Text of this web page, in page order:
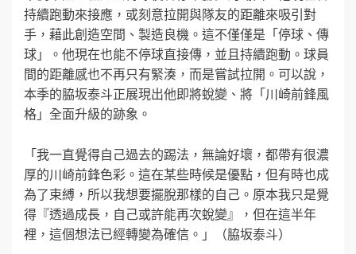
持續跑動來接應，或刻意拉開與隊友的距離來吸引對
手，藉此創造空間、製造良機。這不僅僅是「停球、傳
球」。他現在也能不停球直接傳，並且持續跑動。球員
間的距離感也不再只有緊湊，而是嘗試拉開。可以說，
本季的脇坂泰斗正展現出他即將蛻變、將「川崎前鋒風
格」全面升級的跡象。
「我一直覺得自己過去的踢法，無論好壞，都帶有很濃
厚的川崎前鋒色彩。這在某些時候是優點，但有時也成
為了束縛，所以我想要擺脫那樣的自己。原本我只是覺
得『透過成長，自己或許能再次蛻變』，但在這半年
裡，這個想法已經轉變為確信。」（脇坂泰斗）